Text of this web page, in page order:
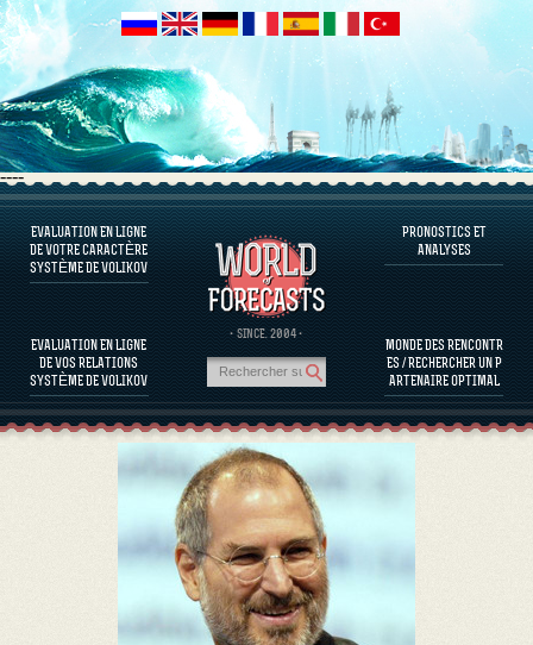
----
EVALUATION EN LIGNE
DE VOTRE CARACTÈRE
SYSTÈME DE VOLIKOV
EVALUATION EN LIGNE
DE VOS RELATIONS
SYSTÈME DE VOLIKOV
· SINCE. 2004 ·
PRONOSTICS ET
ANALYSES
MONDE DES RENCONTR
ES / RECHERCHER UN P
ARTENAIRE OPTIMAL
LOGICIEL QU’ON VOUS PROPOSE
EVALUER LE CARACTÈRE D’UNE PERSONNE
L'ÉVALUATION DU CARACTÈRE DE PERSONNALITÉS CÉLÈBRES
LOGICIEL QU’ON VOUS PROPOSE
EVALUER LA COMPATIBILITÉ DE PARTENAIRES
PRONOSTICS ET ANALYSES